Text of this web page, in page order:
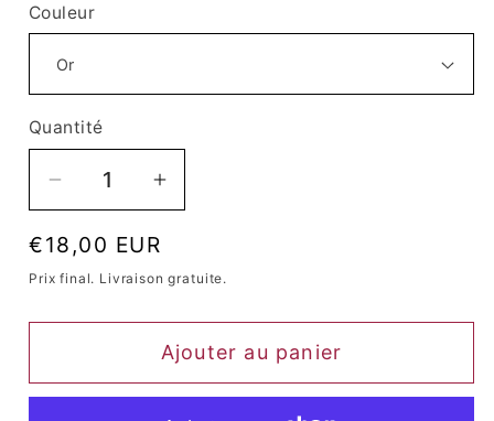
Couleur
Quantité
Quantité
Réduire
la
quantité
de
Weriss
Augmenter
la
quantité
de
Queen
Weriss
Prix
habituel
€18,00 EUR
Prix ​​final. Livraison gratuite.
Ajouter au panier